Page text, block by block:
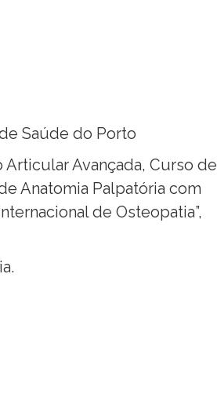
Saúde do Porto
Avançada, Curso de
Anatomia Palpatória com
de Osteopatia”,